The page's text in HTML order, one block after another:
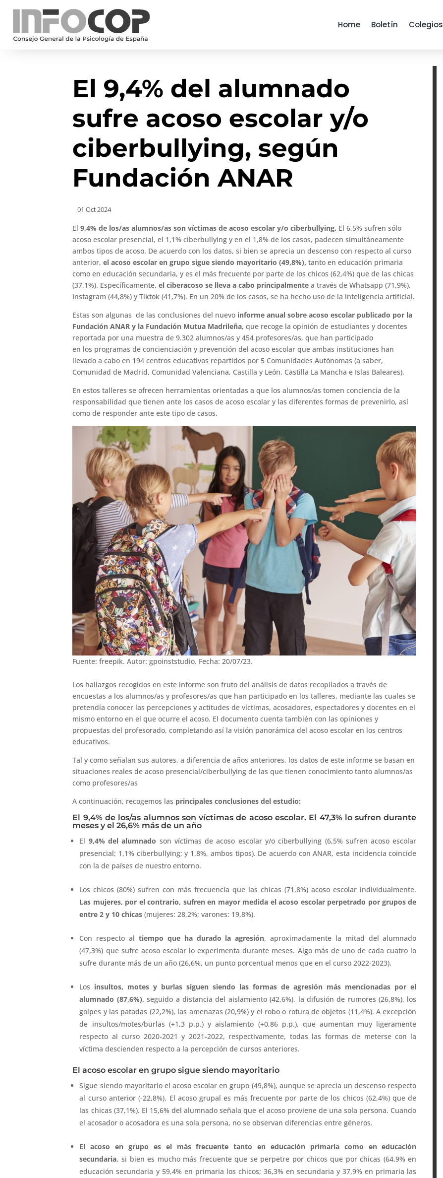
Home Boletín Colegios
El 9,4% del alumnado
sufre acoso escolar y/o
ciberbullying, según
Fundación ANAR
01 Oct 2024
El9,4% de los/as alumnos/as son víctimas de acoso escolar y/o ciberbullying. El 6,5% sufren sólo
acoso escolar presencial, el 1,1% ciberbullying y en el 1,8% de los casos, padecen simultáneamente
ambos tipos de acoso. De acuerdo con los datos, si bien se aprecia un descenso con respecto al curso
anterior,el acoso escolar en grupo sigue siendo mayoritario (49,8%),tanto en educación primaria
como en educación secundaria, y es el más frecuente por parte de los chicos (62,4%) que de las chicas
(37,1%). Específicamente,el ciberacoso se lleva a cabo principalmentea través de Whatsapp (71,9%),
Instagram (44,8%) y Tiktok (41,7%). En un 20% de los casos, se ha hecho uso de la inteligencia artificial.
Estas son algunas de las conclusiones del nuevo informe anual sobre acoso escolar publicado por la
Fundación ANAR y la Fundación Mutua Madrileña, que recoge la opinión de estudiantes y docentes
reportada por una muestra de 9.302 alumnos/as y 454 profesores/as, que han participado
en los programas de concienciación y prevención del acoso escolar que ambas instituciones han
llevado a cabo en 194 centros educativos repartidos por 5 Comunidades Autónomas (a saber,
Comunidad de Madrid, Comunidad Valenciana, Castilla y León, Castilla La Mancha e Islas Baleares).
En estos talleres se ofrecen herramientas orientadas a que los alumnos/as tomen conciencia de la
responsabilidad que tienen ante los casos de acoso escolar y las diferentes formas de prevenirlo, así
como de responder ante este tipo de casos.
Fuente: freepik. Autor: gpoinststudio. Fecha: 20/07/23.
Los hallazgos recogidos en este informe son fruto del análisis de datos recopilados a través de
encuestas a los alumnos/as y profesores/as que han participado en los talleres, mediante las cuales se
pretendía conocer las percepciones y actitudes de víctimas, acosadores, espectadores y docentes en el
mismo entorno en el que ocurre el acoso. El documento cuenta también con las opiniones y
propuestas del profesorado, completando así la visión panorámica del acoso escolar en los centros
educativos.
Tal y como señalan sus autores, a diferencia de años anteriores, los datos de este informe se basan en
situaciones reales de acoso presencial/ciberbullying de las que tienen conocimiento tanto alumnos/as
como profesores/as
A continuación, recogemos las principales conclusiones del estudio:
El 9,4% de los/as alumnos son víctimas de acoso escolar. El 47,3% lo sufren durante
meses y el 26,6% más de un año
El 9,4% del alumnado son víctimas de acoso escolar y/o ciberbullying (6,5% sufren acoso escolar
presencial; 1,1% ciberbullying; y 1,8%, ambos tipos). De acuerdo con ANAR, esta incidencia coincide
con la de países de nuestro entorno.
Los chicos (80%) sufren con más frecuencia que las chicas (71,8%) acoso escolar individualmente.
Las mujeres, por el contrario, sufren en mayor medida el acoso escolar perpetrado por grupos de
entre 2 y 10 chicas (mujeres: 28,2%; varones: 19,8%).
Con respecto al tiempo que ha durado la agresión, aproximadamente la mitad del alumnado
(47,3%) que sufre acoso escolar lo experimenta durante meses. Algo más de uno de cada cuatro lo
sufre durante más de un año (26,6%, un punto porcentual menos que en el curso 2022-2023).
Los insultos, motes y burlas siguen siendo las formas de agresión más mencionadas por el
alumnado (87,6%), seguido a distancia del aislamiento (42,6%), la difusión de rumores (26,8%), los
golpes y las patadas (22,2%), las amenazas (20,9%) y el robo o rotura de objetos (11,4%). A excepción
de insultos/motes/burlas (+1,3 p.p.) y aislamiento (+0,86 p.p.), que aumentan muy ligeramente
respecto al curso 2020-2021 y 2021-2022, respectivamente, todas las formas de meterse con la
víctima descienden respecto a la percepción de cursos anteriores.
El acoso escolar en grupo sigue siendo mayoritario
Sigue siendo mayoritario el acoso escolar en grupo (49,8%), aunque se aprecia un descenso respecto
al curso anterior (-22,8%). El acoso grupal es más frecuente por parte de los chicos (62,4%) que de
las chicas (37,1%). El 15,6% del alumnado señala que el acoso proviene de una sola persona. Cuando
el acosador o acosadora es una sola persona, no se observan diferencias entre géneros.
El acoso en grupo es el más frecuente tanto en educación primaria como en educación
secundaria, si bien es mucho más frecuente que se perpetre por chicos que por chicas (64,9% en
educación secundaria y 59,4% en primaria los chicos; 36,3% en secundaria y 37,9% en primaria las